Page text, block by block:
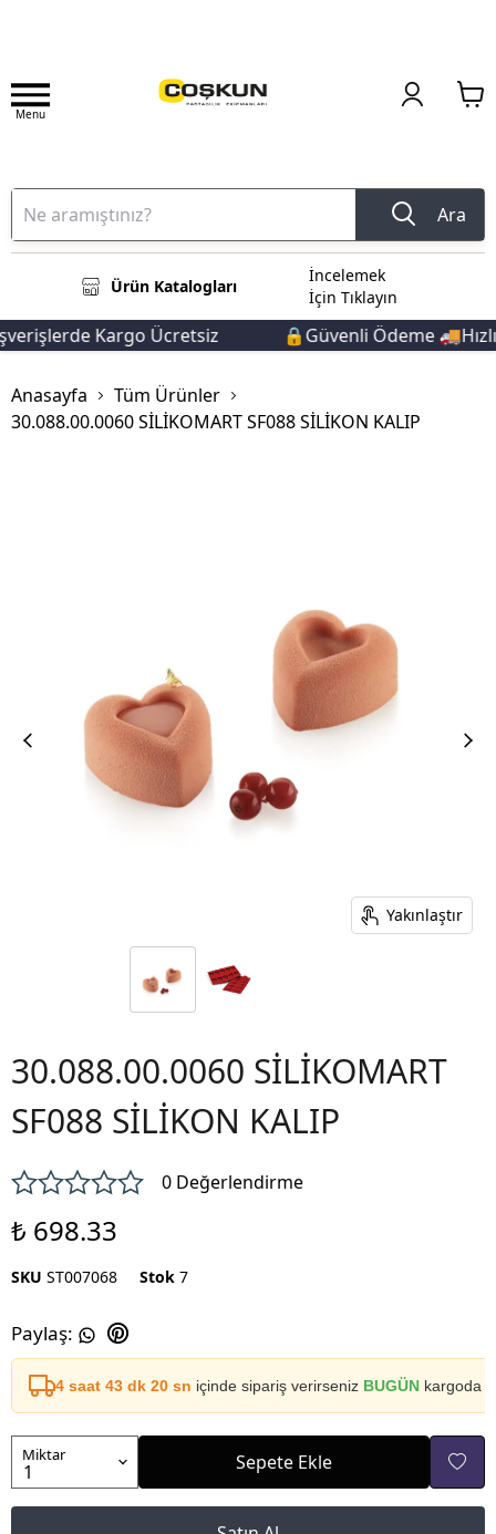
Menu
Ara
Ürün Katalogları
İncelemek
İçin Tıklayın
Kargo Ücretsiz 🔒Güvenli Ödeme
Anasayfa
Tüm Ürünler
30.088.00.0060 SİLİKOMART SF088 SİLİKON KALIP
Yakınlaştır
30.088.00.0060 SİLİKOMART
SF088 SİLİKON KALIP
0 Değerlendirme
₺ 698.33
SKU ST007068 Stok 7
Paylaş:
4 saat 43 dk 20 sn içinde sipariş verirseniz BUGÜN kargoda
Miktar Sepete Ekle